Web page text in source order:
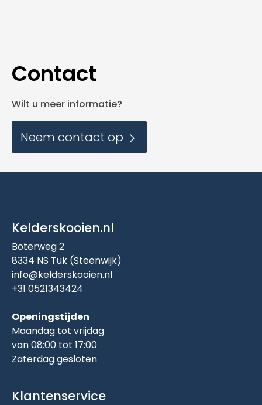
Contact
Wilt u meer informatie?
Neem contact op
Kelderskooien.nl
Boterweg 2
8334 NS Tuk (Steenwijk)
info@kelderskooien.nl
+31 0521343424
Openingstijden
Maandag tot vrijdag
van 08:00 tot 17:00
Zaterdag gesloten
Klantenservice